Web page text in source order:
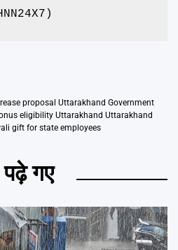
proposal Uttarakhand Government
eligibility Uttarakhand Uttarakhand
gift for state employees
गए